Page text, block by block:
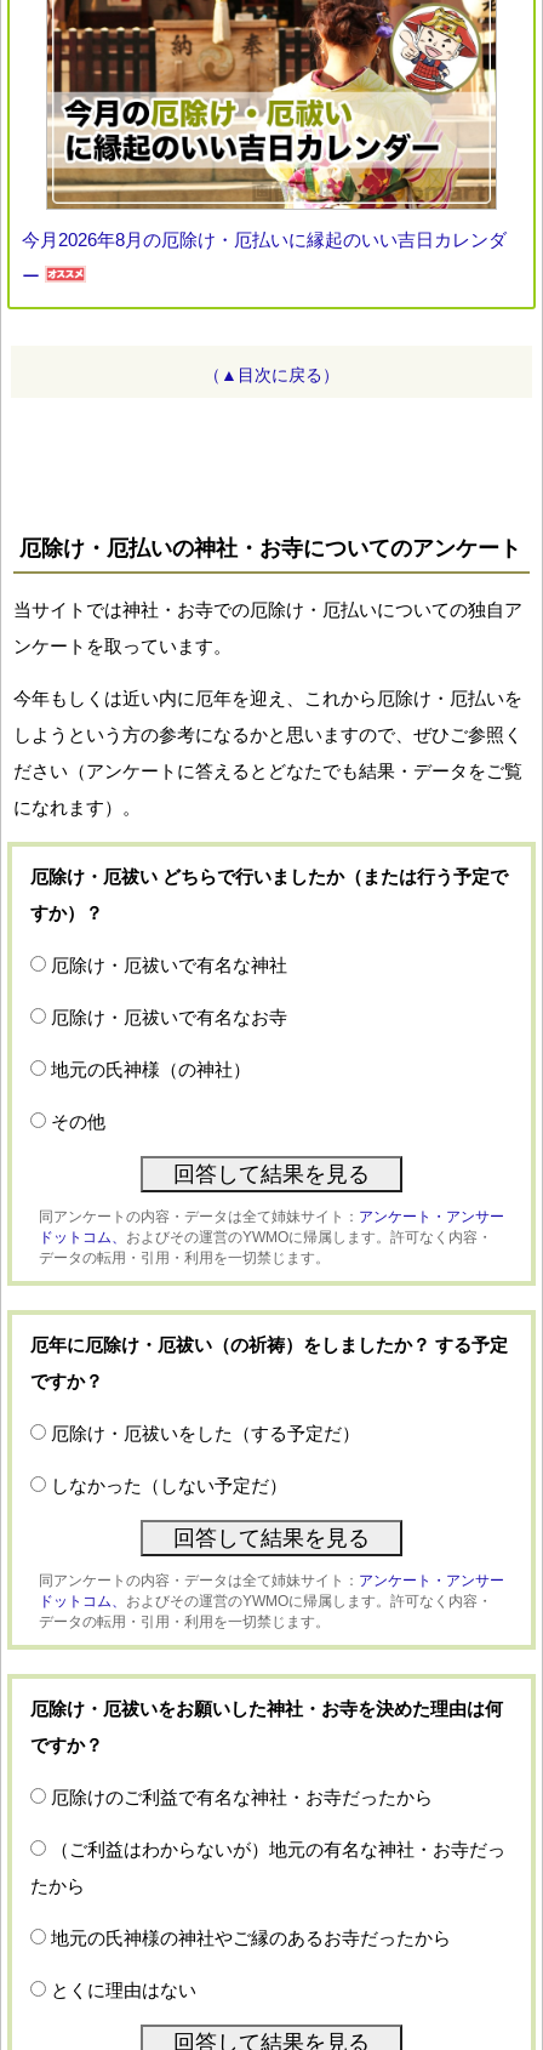
今月2026年8月の厄除け・厄払いに縁起のいい吉日カレンダ
ー
（▲目次に戻る）
厄除け・厄払いの神社・お寺についてのアンケート
当サイトでは神社・お寺での厄除け・厄払いについての独自ア
ンケートを取っています。
今年もしくは近い内に厄年を迎え、これから厄除け・厄払いを
しようという方の参考になるかと思いますので、ぜひご参照く
ださい（アンケートに答えるとどなたでも結果・データをご覧
になれます）。
厄除け・厄祓い どちらで行いましたか（または行う予定で
すか）？
厄除け・厄祓いで有名な神社
厄除け・厄祓いで有名なお寺
地元の氏神様（の神社）
その他
同アンケートの内容・データは全て姉妹サイト： アンケート・アンサー
ドットコム、 およびその運営のYWMOに帰属します。許可なく内容・
データの転用・引用・利用を一切禁じます。
厄年に厄除け・厄祓い（の祈祷）をしましたか？ する予定
ですか？
厄除け・厄祓いをした（する予定だ）
しなかった（しない予定だ）
同アンケートの内容・データは全て姉妹サイト： アンケート・アンサー
ドットコム、 およびその運営のYWMOに帰属します。許可なく内容・
データの転用・引用・利用を一切禁じます。
厄除け・厄祓いをお願いした神社・お寺を決めた理由は何
ですか？
厄除けのご利益で有名な神社・お寺だったから
（ご利益はわからないが）地元の有名な神社・お寺だっ
たから
地元の氏神様の神社やご縁のあるお寺だったから
とくに理由はない